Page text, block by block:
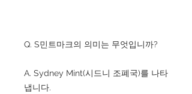
Q. S민트마크의 의미는 무엇입니까?
A. Sydney Mint(시드니 조폐국)를 나타
냅니다.